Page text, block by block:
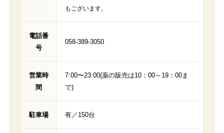
もございます。
電話番
号
058-389-3050
営業時
間
7:00〜23:00(薬の販売は10：00～19：00ま
で)
駐車場 有／150台